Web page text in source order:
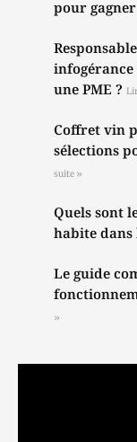
pour
une PME ?
Coffret vin
sélections
suite »
Quels sont
habite dans
Le guide
»